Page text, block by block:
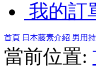
我的訂
首頁 日本藤素介紹 男用
當前位置: